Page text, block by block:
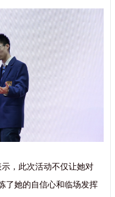
，此次活动不仅让她对
了她的自信心和临场发挥